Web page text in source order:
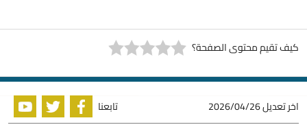
كيف تقيم محتوى الصفحة؟
اخر تعديل2026/04/26 تابعنا